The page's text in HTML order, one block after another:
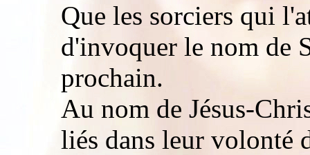
Que les sorciers qui
d'invoquer le nom de
prochain.
Au nom de Jésus-
liés dans leur volonté